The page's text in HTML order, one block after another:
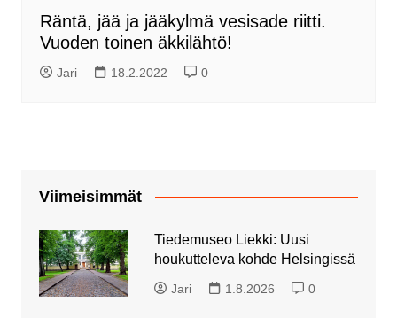
Räntä, jää ja jääkylmä vesisade riitti.
Vuoden toinen äkkilähtö!
Jari 18.2.2022 0
Viimeisimmät
Tiedemuseo Liekki: Uusi
houkutteleva kohde Helsingissä
Jari 1.8.2026 0